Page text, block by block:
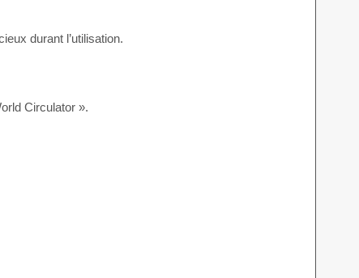
durant l’utilisation.
Circulator ».